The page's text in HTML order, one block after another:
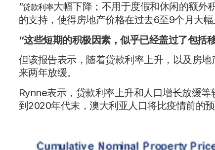
“贷款利率大幅下降；不用于度假和休闲的额外
的支持，使得房地产价格在过去6至9个月大
“这些短期的积极因素，似乎已经盖过了包括
但该报告表示，随着贷款利率上升，以及房
来两年放缓。
Rynne表示，贷款利率上升和人口增长放缓
到2020年代末，澳大利亚人口将比疫情前的预